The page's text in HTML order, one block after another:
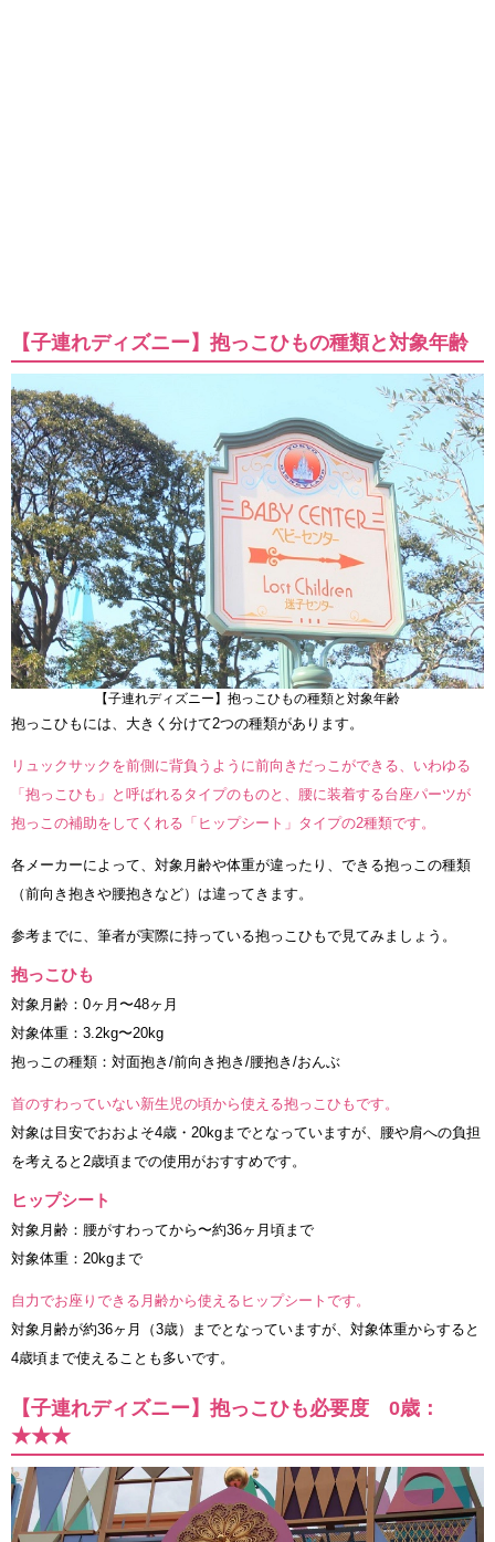
【子連れディズニー】抱っこひもの種類と対象年齢
【子連れディズニー】抱っこひもの種類と対象年齢
抱っこひもには、大きく分けて2つの種類があります。
リュックサックを前側に背負うように前向きだっこができる、いわゆる
「抱っこひも」と呼ばれるタイプのものと、腰に装着する台座パーツが
抱っこの補助をしてくれる「ヒップシート」タイプの2種類です。
各メーカーによって、対象月齢や体重が違ったり、できる抱っこの種類
（前向き抱きや腰抱きなど）は違ってきます。
参考までに、筆者が実際に持っている抱っこひもで見てみましょう。
抱っこひも
対象月齢：0ヶ月〜48ヶ月
対象体重：3.2kg〜20kg
抱っこの種類：対面抱き/前向き抱き/腰抱き/おんぶ
首のすわっていない新生児の頃から使える抱っこひもです。
対象は目安でおおよそ4歳・20kgまでとなっていますが、腰や肩への負担
を考えると2歳頃までの使用がおすすめです。
ヒップシート
対象月齢：腰がすわってから〜約36ヶ月頃まで
対象体重：20kgまで
自力でお座りできる月齢から使えるヒップシートです。
対象月齢が約36ヶ月（3歳）までとなっていますが、対象体重からすると
4歳頃まで使えることも多いです。
【子連れディズニー】抱っこひも必要度 0歳：
★★★